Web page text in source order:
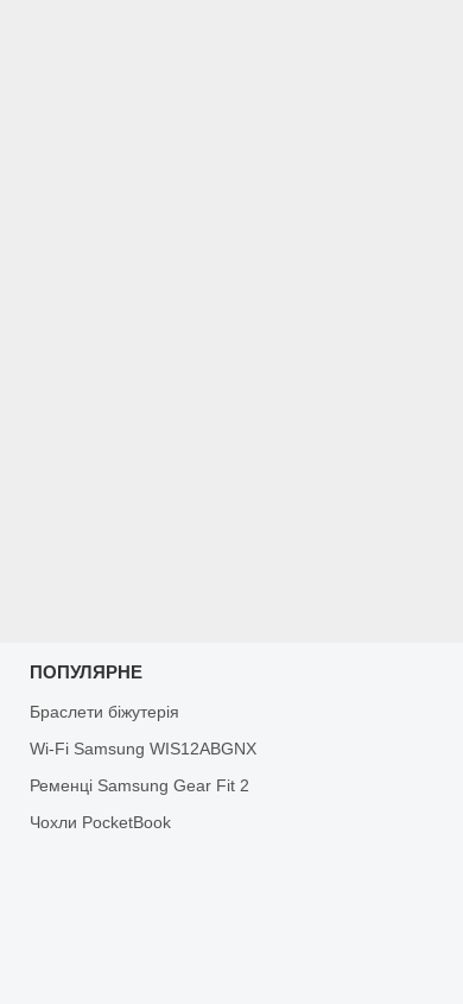
ПОПУЛЯРНЕ
Браслети біжутерія
Wi-Fi Samsung WIS12ABGNX
Ременці Samsung Gear Fit 2
Чохли PocketBook